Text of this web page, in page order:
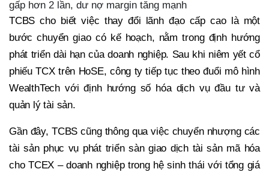
gấp hơn 2 lần, dư nợ margin tăng mạnh
TCBS cho biết việc thay đổi lãnh đạo cấp cao là một
bước chuyển giao có kế hoạch, nằm trong định hướng
phát triển dài hạn của doanh nghiệp. Sau khi niêm yết cổ
phiếu TCX trên HoSE, công ty tiếp tục theo đuổi mô hình
WealthTech với định hướng số hóa dịch vụ đầu tư và
quản lý tài sản.
Gần đây, TCBS cũng thông qua việc chuyển nhượng các
tài sản phục vụ phát triển sàn giao dịch tài sản mã hóa
cho TCEX – doanh nghiệp trong hệ sinh thái với tổng giá